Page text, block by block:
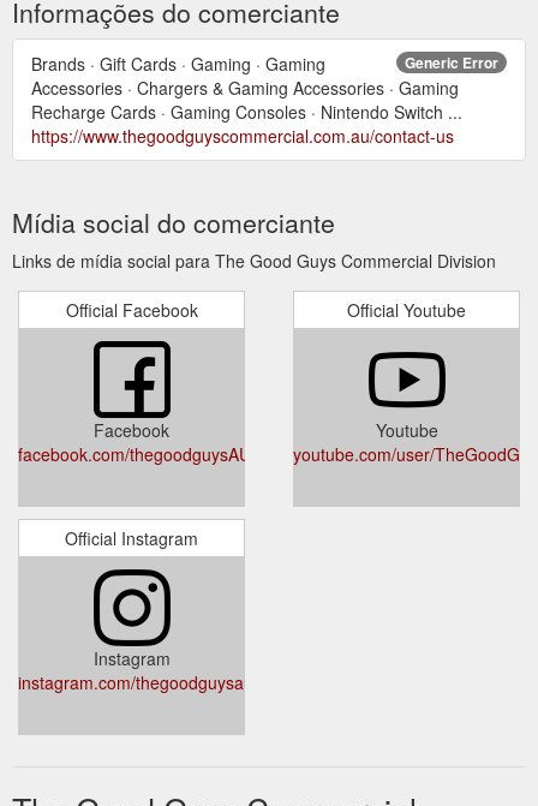
Informações do comerciante
Generic Error
Brands · Gift Cards · Gaming · Gaming
Accessories · Chargers & Gaming Accessories · Gaming
Recharge Cards · Gaming Consoles · Nintendo Switch ...
https://www.thegoodguyscommercial.com.au/contact-us
Mídia social do comerciante
Links de mídia social para The Good Guys Commercial Division
Official Facebook
Facebook
facebook.com/thegoodguysAU
Official Youtube
Youtube
youtube.com/user/
Official Instagram
Instagram
instagram.com/thegoodguysau/